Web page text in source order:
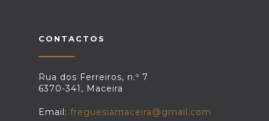
CONTACTOS
Rua dos Ferreiros, n.º 7
6370-341, Maceira
Email: freguesiamaceira@gmail.com